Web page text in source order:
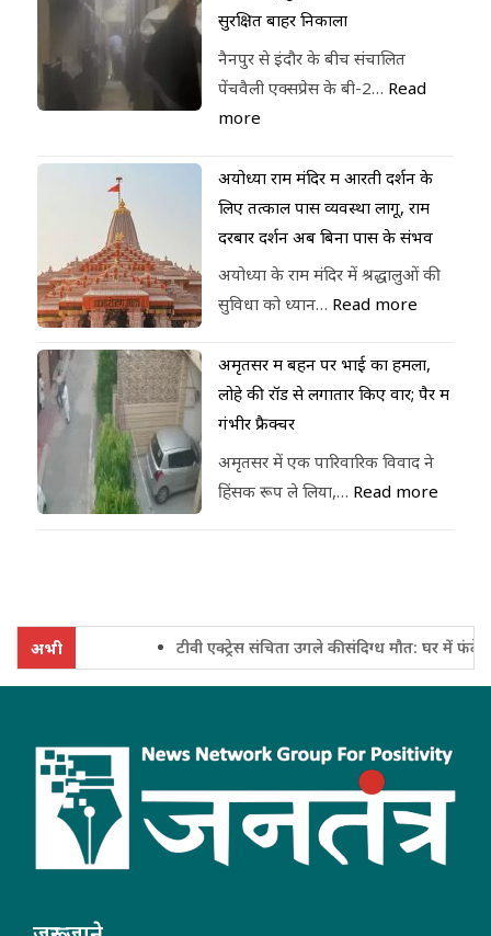
सुरक्षित बाहर निकाला
नैनपुर से इंदौर के बीच संचालित
पेंचवैली एक्सप्रेस के बी-2… Read
more
अयोध्या राम मंदिर में आरती दर्शन के
लिए तत्काल पास व्यवस्था लागू, राम
दरबार दर्शन अब बिना पास के संभव
अयोध्या के राम मंदिर में श्रद्धालुओं की
सुविधा को ध्यान… Read more
अमृतसर में बहन पर भाई का हमला,
लोहे की रॉड से लगातार किए वार; पैर में
गंभीर फ्रैक्चर
अमृतसर में एक पारिवारिक विवाद ने
हिंसक रूप ले लिया,… Read more
अभी टीवी एक्ट्रेस संचिता उगले की संदिग्ध मौत: घर में फंदे से